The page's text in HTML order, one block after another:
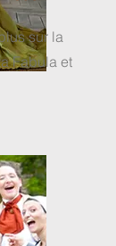
sur la
Fabula et